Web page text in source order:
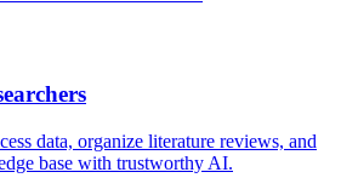
data, organize literature reviews, and
base with trustworthy AI.